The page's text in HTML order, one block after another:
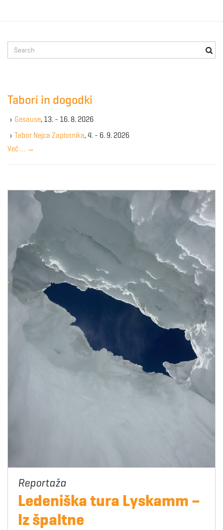
e
e
y
w
r
Tabori in dogodki
Gesause, 13. - 16. 8. 2026
Tabor Nejca Zaplotnika, 4. - 6. 9. 2026
Več … →
Ledeniška tura Lyskamm –
Iz špaltne